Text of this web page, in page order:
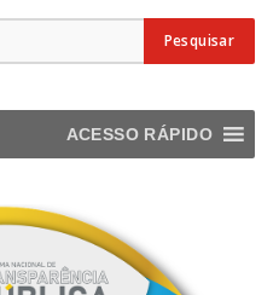
ACESSO RÁPIDO